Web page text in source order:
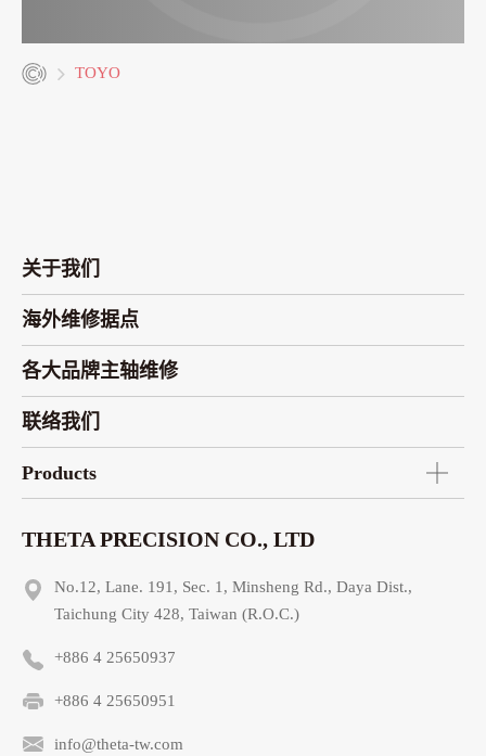
TOYO
关于我们
海外维修据点
各大品牌主轴维修
联络我们
Products
THETA PRECISION CO., LTD
No.12, Lane. 191, Sec. 1, Minsheng Rd., Daya Dist.,
Taichung City 428, Taiwan (R.O.C.)
+886 4 25650937
+886 4 25650951
info@theta-tw.com